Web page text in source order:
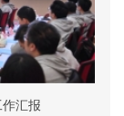
汇报